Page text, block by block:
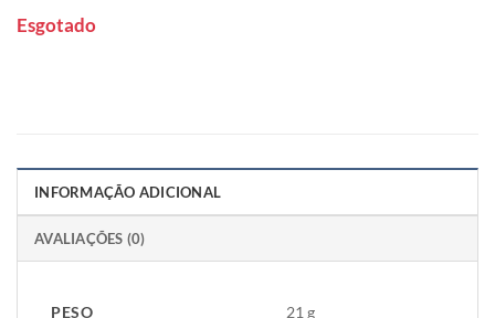
Esgotado
INFORMAÇÃO ADICIONAL
AVALIAÇÕES (0)
PESO 21 g